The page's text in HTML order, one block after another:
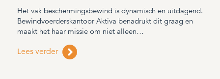
Het vak beschermingsbewind is dynamisch en uitdagend.
Bewindvoerderskantoor Aktiva benadrukt dit graag en
maakt het haar missie om niet alleen…
Lees verder